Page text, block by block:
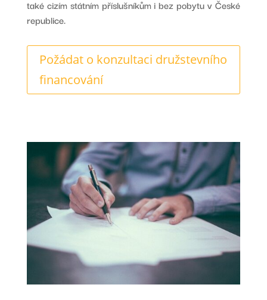
také cizím státním příslušníkům i bez pobytu v České
republice.
Požádat o konzultaci družstevního
financování